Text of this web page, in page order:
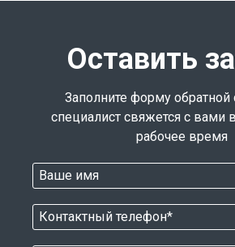
Оставить
Заполните форму обратной
специалист свяжется с вами
рабочее время